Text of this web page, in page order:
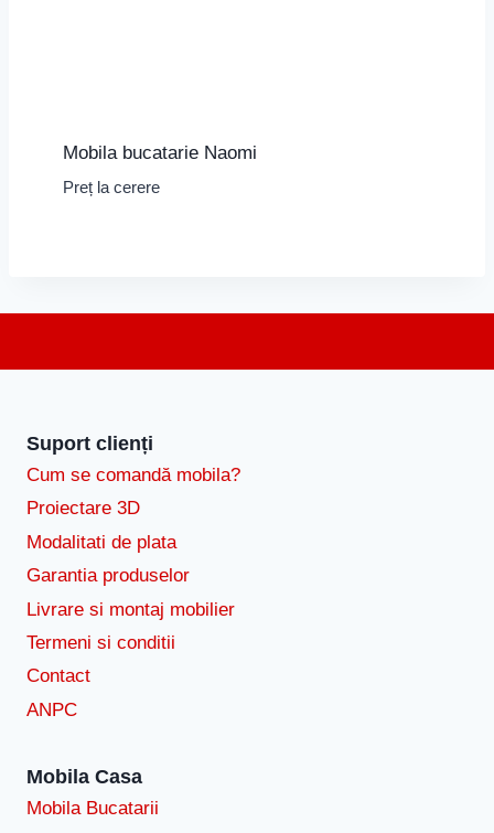
Mobila bucatarie Naomi
Preț la cerere
Suport clienți
Cum se comandă mobila?
Proiectare 3D
Modalitati de plata
Garantia produselor
Livrare si montaj mobilier
Termeni si conditii
Contact
ANPC
Mobila Casa
Mobila Bucatarii